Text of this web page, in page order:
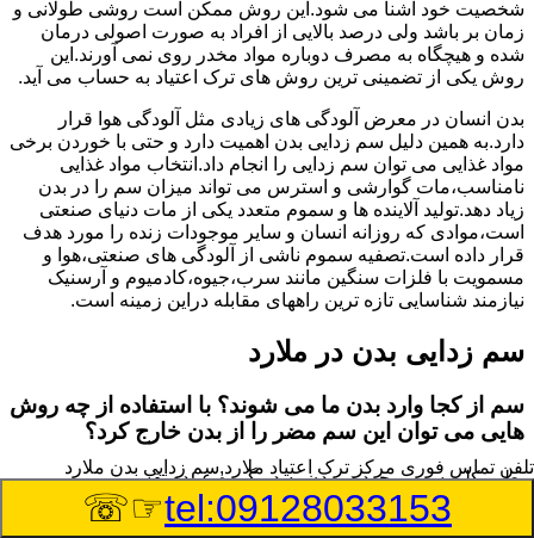
شخصیت خود آشنا می شود.این روش ممکن است روشی طولانی و
زمان بر باشد ولی درصد بالایی از افراد به صورت اصولی درمان
شده و هیچگاه به مصرف دوباره مواد مخدر روی نمی آورند.این
روش یکی از تضمینی ترین روش های ترک اعتیاد به حساب می آید.
بدن انسان در معرض آلودگی های زیادی مثل آلودگی هوا قرار
دارد.به همین دلیل سم زدایی بدن اهمیت دارد و حتی با خوردن برخی
مواد غذایی می توان سم زدایی را انجام داد.انتخاب مواد غذایی
نامناسب،مات گوارشی و استرس می تواند میزان سم را در بدن
زیاد دهد.تولید آلاینده ها و سموم متعدد یکی از مات دنیای صنعتی
است،موادی که روزانه انسان و سایر موجودات زنده را مورد هدف
قرار داده است.تصفیه سموم ناشی از آلودگی های صنعتی،هوا و
مسمویت با فلزات سنگین مانند سرب،جیوه،کادمیوم و آرسنیک
نیازمند شناسایی تازه ترین راههای مقابله دراین زمینه است.
سم زدایی بدن در ملارد
سم از کجا وارد بدن ما می شوند؟ با استفاده از چه روش
هایی می توان این سم مضر را از بدن خارج کرد؟
بطور کلی سم موجود در بدن به دو گروه عمده تقسیم می
شوند.بخش بزرگی از این سموم مثل مواد به جا مانده از سموم
گیاهی و آفت کش ها،فلزات سنگین ناشی از آلودگی هوا،انواع
تلفن تماس فوری مرکز ترک اعتیاد ملارد,سم زدایی بدن ملارد
tel:09128033153
☞☏